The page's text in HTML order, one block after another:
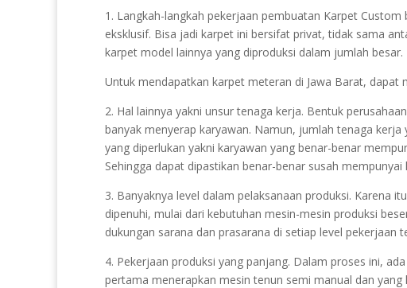
1. Langkah-langkah pekerjaan pembuatan Karpet
eksklusif. Bisa jadi karpet ini bersifat privat, tidak sama
karpet model lainnya yang diproduksi dalam jumlah besar.
Untuk mendapatkan karpet meteran di Jawa Barat, dapat
2. Hal lainnya yakni unsur tenaga kerja. Bentuk
banyak menyerap karyawan. Namun, jumlah tenaga
yang diperlukan yakni karyawan yang benar-benar
Sehingga dapat dipastikan benar-benar susah
3. Banyaknya level dalam pelaksanaan produksi. Karena
dipenuhi, mulai dari kebutuhan mesin-mesin produksi
dukungan sarana dan prasarana di setiap level pekerjaan
4. Pekerjaan produksi yang panjang. Dalam proses ini,
pertama menerapkan mesin tenun semi manual dan